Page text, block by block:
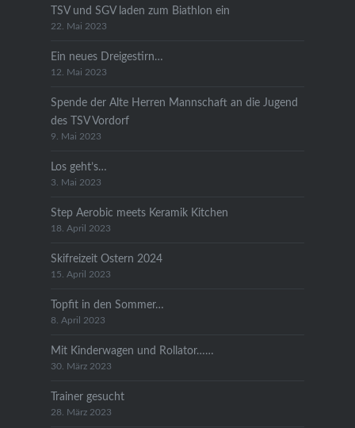
TSV und SGV laden zum Biathlon ein
22. Mai 2023
Ein neues Dreigestirn…
12. Mai 2023
Spende der Alte Herren Mannschaft an die Jugend
des TSV Vordorf
9. Mai 2023
Los geht’s…
3. Mai 2023
Step Aerobic meets Keramik Kitchen
18. April 2023
Skifreizeit Ostern 2024
15. April 2023
Topfit in den Sommer…
8. April 2023
Mit Kinderwagen und Rollator……
30. März 2023
Trainer gesucht
28. März 2023